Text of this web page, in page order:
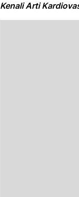
Kenali Arti